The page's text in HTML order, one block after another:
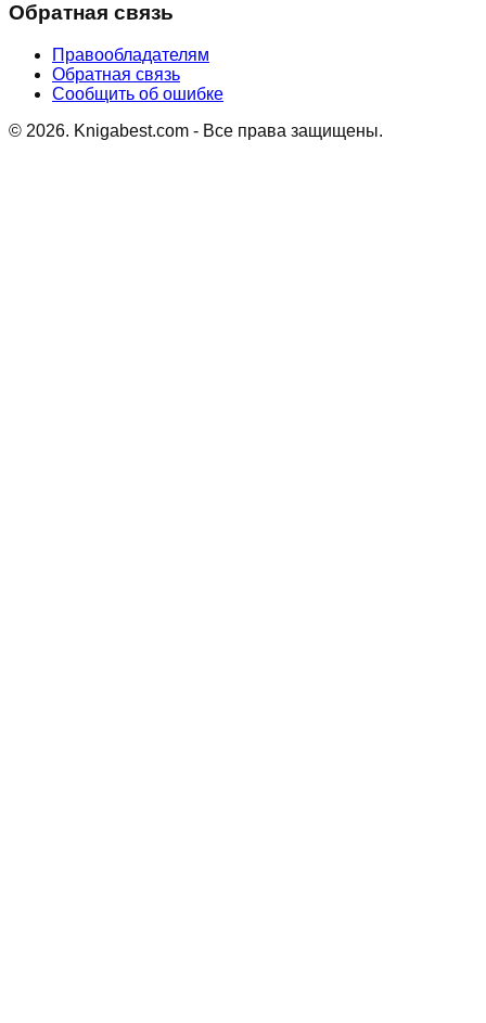
Обратная связь
Правообладателям
Обратная связь
Сообщить об ошибке
© 2026. Knigabest.com - Все права защищены.